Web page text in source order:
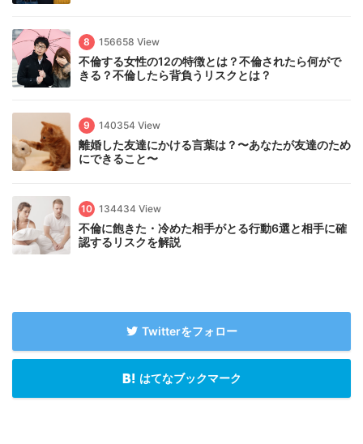
8 156658 View
不倫する女性の12の特徴とは？不倫されたら何がで
きる？不倫したら背負うリスクとは？
9 140354 View
離婚した友達にかける言葉は？〜あなたが友達のため
にできること〜
10 134434 View
不倫に飽きた・冷めた相手がとる行動6選と相手に確
認するリスクを解説
Twitterをフォロー
はてなブックマーク